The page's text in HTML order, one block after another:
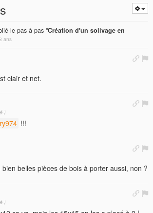
le pas à pas "Création d'un solivage en
ans
clair et net.
)
!!!
belles pièces de bois à porter aussi, non ?
)